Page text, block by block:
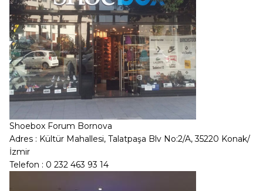
Shoebox Forum Bornova
Adres : Kültür Mahallesi, Talatpaşa Blv No:2/A, 35220 Konak/
İzmir
Telefon : 0 232 463 93 14